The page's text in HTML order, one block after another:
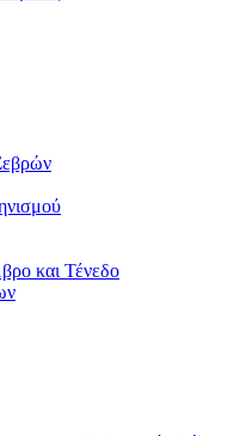
και Τένεδο